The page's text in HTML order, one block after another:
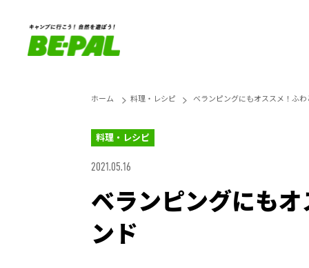
ホーム 料理・レシピ ベランピングにもオススメ！ふ
料理・レシピ
2021.05.16
ベランピングにも
ンド